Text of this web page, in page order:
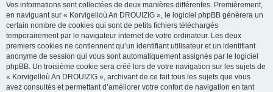
Vos informations sont collectées de deux manières différentes. Premièrement,
en naviguant sur « Korvigelloù An DROUIZIG », le logiciel phpBB génèrera un
certain nombre de cookies qui sont de petits fichiers téléchargés
temporairement par le navigateur internet de votre ordinateur. Les deux
premiers cookies ne contiennent qu’un identifiant utilisateur et un identifiant
anonyme de session qui vous sont automatiquement assignés par le logiciel
phpBB. Un troisième cookie sera créé lors de votre navigation sur les sujets de
« Korvigelloù An DROUIZIG », archivant de ce fait tous les sujets que vous
avez consultés et permettant d’améliorer votre confort de navigation en tant